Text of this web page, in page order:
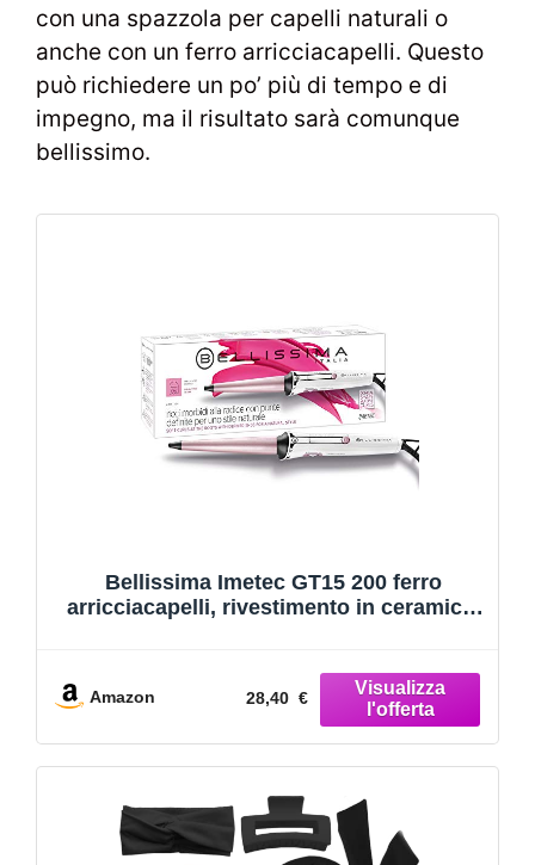
con una spazzola per capelli naturali o
anche con un ferro arricciacapelli. Questo
può richiedere un po’ più di tempo e di
impegno, ma il risultato sarà comunque
bellissimo.
Bellissima Imetec GT15 200 ferro
arricciacapelli, rivestimento in ceramica,
mm, adatto a tutti i capelli
Amazon 28,40 €